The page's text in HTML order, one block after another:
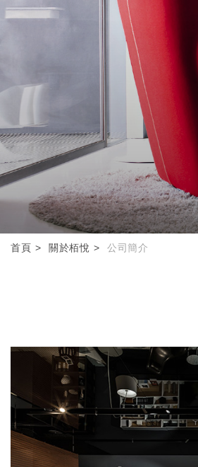
首頁 關於栢悅 公司簡介